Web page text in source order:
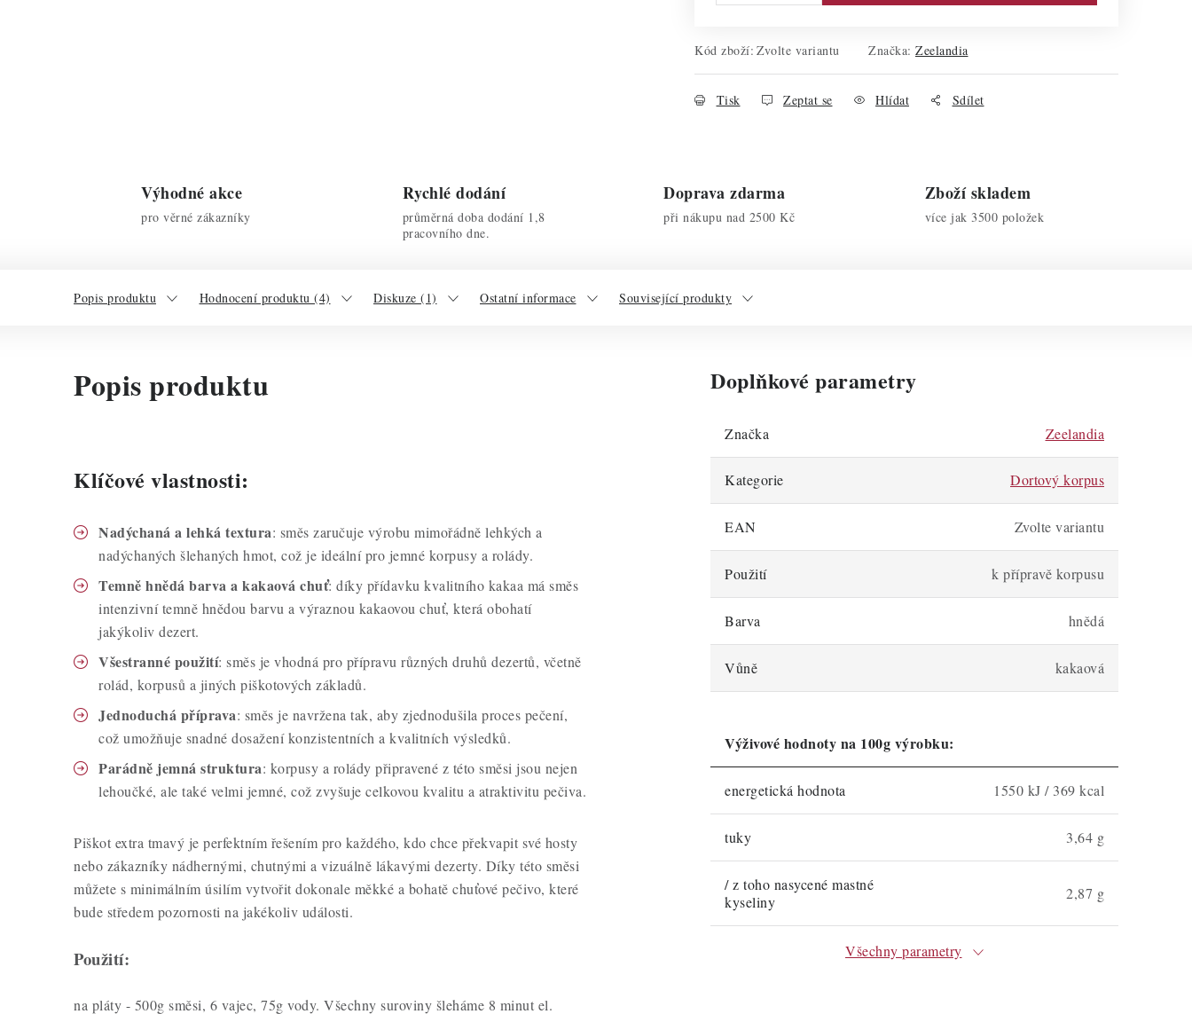
Kód zboží: Zvolte variantu Značka: Zeelandia
Tisk Zeptat se Hlídat Sdílet
Výhodné akce
pro věrné zákazníky
Rychlé dodání
průměrná doba dodání 1,8
pracovního dne.
Doprava zdarma
při nákupu nad 2500 Kč
Zboží skladem
více jak 3500 položek
Popis produktu Hodnocení produktu (4) Diskuze (1) Ostatní informace Související produkty
Popis produktu
Klíčové vlastnosti:
Nadýchaná a lehká textura: směs zaručuje výrobu mimořádně lehkých a
nadýchaných šlehaných hmot, což je ideální pro jemné korpusy a rolády.
Temně hnědá barva a kakaová chuť: díky přídavku kvalitního kakaa má směs
intenzivní temně hnědou barvu a výraznou kakaovou chuť, která obohatí
jakýkoliv dezert.
Všestranné použití: směs je vhodná pro přípravu různých druhů dezertů, včetně
rolád, korpusů a jiných piškotových základů.
Jednoduchá příprava: směs je navržena tak, aby zjednodušila proces pečení,
což umožňuje snadné dosažení konzistentních a kvalitních výsledků.
Parádně jemná struktura: korpusy a rolády připravené z této směsi jsou nejen
lehoučké, ale také velmi jemné, což zvyšuje celkovou kvalitu a atraktivitu pečiva.
Piškot extra tmavý je perfektním řešením pro každého, kdo chce překvapit své hosty
nebo zákazníky nádhernými, chutnými a vizuálně lákavými dezerty. Díky této směsi
můžete s minimálním úsilím vytvořit dokonale měkké a bohatě chuťové pečivo, které
bude středem pozornosti na jakékoliv události.
Použití:
na pláty - 500g směsi, 6 vajec, 75g vody. Všechny suroviny šleháme 8 minut el.
Doplňkové parametry
Značka Zeelandia
Kategorie Dortový korpus
EAN Zvolte variantu
Použití k přípravě korpusu
Barva hnědá
Vůně kakaová
Výživové hodnoty na 100g výrobku:
energetická hodnota 1550 kJ / 369 kcal
tuky 3,64 g
/ z toho nasycené mastné
kyseliny
2,87 g
Všechny parametry